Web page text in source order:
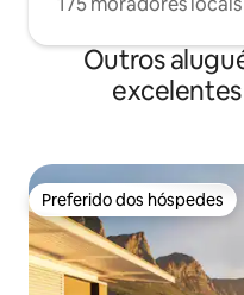
Outros
Preferido dos hóspedes
Preferido dos hóspedes